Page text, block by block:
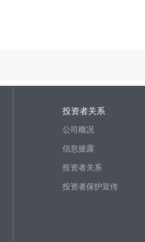
投资者关系
公司概况
信息披露
投资者关系
投资者保护宣传